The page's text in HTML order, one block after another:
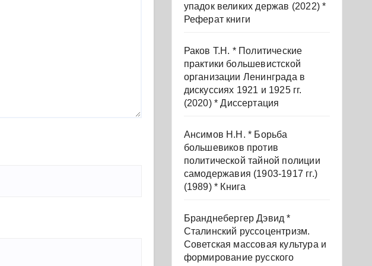
упадок великих держав (2022) *
Реферат книги
Раков Т.Н. * Политические
практики большевистской
организации Ленинграда в
дискуссиях 1921 и 1925 гг.
(2020) * Диссертация
Ансимов Н.Н. * Борьба
большевиков против
политической тайной полиции
самодержавия (1903-1917 гг.)
(1989) * Книга
Бранднебергер Дэвид *
Сталинский руссоцентризм.
Советская массовая культура и
формирование русского